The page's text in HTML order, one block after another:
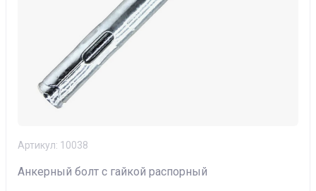
Артикул: 10038
Анкерный болт с гайкой распорный